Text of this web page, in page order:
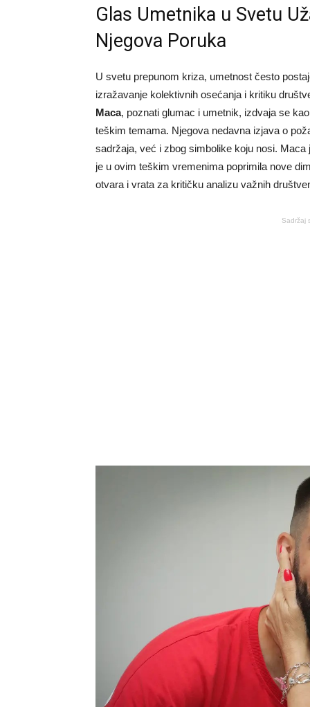
Glas Umetnika u Svetu
Njegova Poruka
U svetu prepunom kriza, umetnost često
izražavanje kolektivnih osećanja i kritiku
Maca, poznati glumac i umetnik, izdvaja se
teškim temama. Njegova nedavna izjava o
sadržaja, već i zbog simbolike koju nosi.
je u ovim teškim vremenima poprimila nove
otvara i vrata za kritičku analizu važnih
Sadržaj